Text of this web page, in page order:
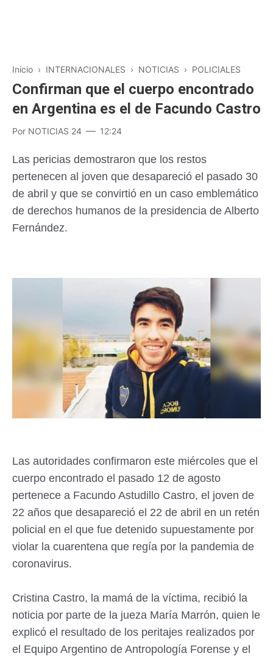
Inicio › INTERNACIONALES › NOTICIAS › POLICIALES
Confirman que el cuerpo encontrado
en Argentina es el de Facundo Castro
Por NOTICIAS 24 12:24
Las pericias demostraron que los restos
pertenecen al joven que desapareció el pasado 30
de abril y que se convirtió en un caso emblemático
de derechos humanos de la presidencia de Alberto
Fernández.
Las autoridades confirmaron este miércoles que el
cuerpo encontrado el pasado 12 de agosto
pertenece a Facundo Astudillo Castro, el joven de
22 años que desapareció el 22 de abril en un retén
policial en el que fue detenido supuestamente por
violar la cuarentena que regía por la pandemia de
coronavirus.
Cristina Castro, la mamá de la víctima, recibió la
noticia por parte de la jueza María Marrón, quien le
explicó el resultado de los peritajes realizados por
el Equipo Argentino de Antropología Forense y el